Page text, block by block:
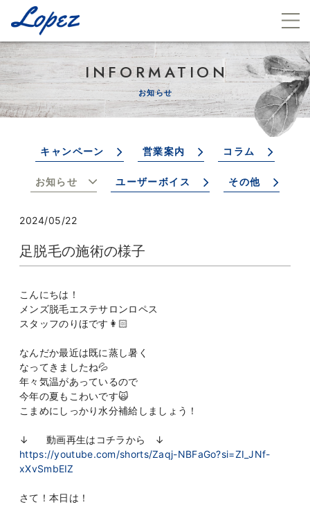
INFORMATION
お知らせ
キャンペーン 営業案内 コラム
お知らせ ユーザーボイス その他
2024/05/22
足脱毛の施術の様子
こんにちは！
メンズ脱毛エステサロンロペス
スタッフのりほです👩🏻
なんだか最近は既に蒸し暑く
なってきましたね💦
年々気温があっているので
今年の夏もこわいです🙀
こまめにしっかり水分補給しましょう！
↓ 動画再生はコチラから ↓
https://youtube.com/shorts/Zaqj-NBFaGo?si=ZI_JNf-
xXvSmbEIZ
さて！本日は！